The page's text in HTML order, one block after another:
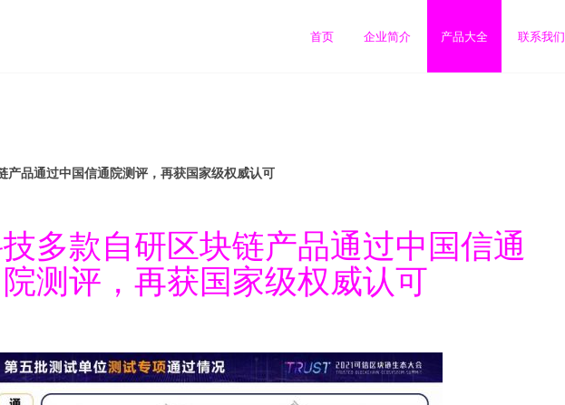
首页 企业简介 产品大全 联系我们
产品通过中国信通院测评，再获国家级权威认可
多款自研区块链产品通过中国信通
院测评，再获国家级权威认可